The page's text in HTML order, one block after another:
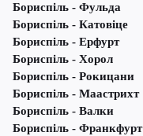
Бориспіль - Фульда
Бориспіль - Катовіце
Бориспіль - Ерфурт
Бориспіль - Хорол
Бориспіль - Рокицани
Бориспіль - Маастрихт
Бориспіль - Валки
Бориспіль - Франкфурт